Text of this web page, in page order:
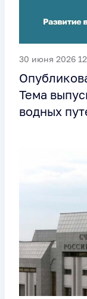
30 июня 2026
Тема
водных